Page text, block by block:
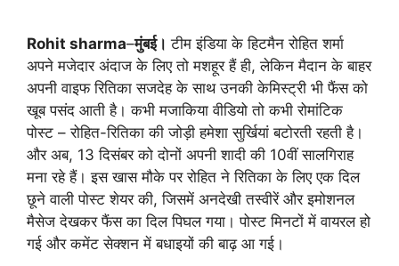
Rohit sharma–मुंबई। टीम इंडिया के हिटमैन रोहित शर्मा
अपने मजेदार अंदाज के लिए तो मशहूर हैं ही, लेकिन मैदान के बाहर
अपनी वाइफ रितिका सजदेह के साथ उनकी केमिस्ट्री भी फैंस को
खूब पसंद आती है। कभी मजाकिया वीडियो तो कभी रोमांटिक
पोस्ट – रोहित-रितिका की जोड़ी हमेशा सुर्खियां बटोरती रहती है।
और अब, 13 दिसंबर को दोनों अपनी शादी की 10वीं सालगिराह
मना रहे हैं। इस खास मौके पर रोहित ने रितिका के लिए एक दिल
छूने वाली पोस्ट शेयर की, जिसमें अनदेखी तस्वीरें और इमोशनल
मैसेज देखकर फैंस का दिल पिघल गया। पोस्ट मिनटों में वायरल हो
गई और कमेंट सेक्शन में बधाइयों की बाढ़ आ गई।